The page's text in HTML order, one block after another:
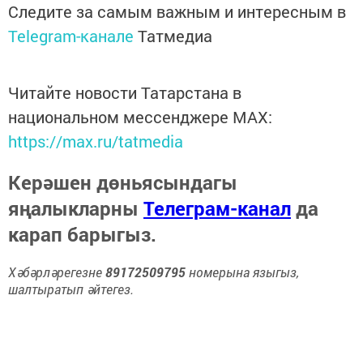
Следите за самым важным и интересным в
Telegram-канале Татмедиа
Читайте новости Татарстана в
национальном мессенджере MАХ:
https://max.ru/tatmedia
Керәшен дөньясындагы
яңалыкларны Телеграм-каналда
карап барыгыз.
Хәбәрләрегезне89172509795номерына языгыз,
шалтыратып әйтегез.